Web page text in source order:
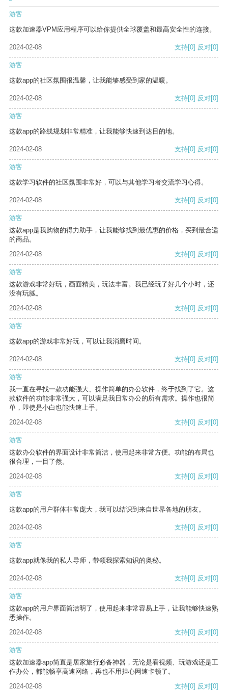
游客
这款加速器VPM应用程序可以给你提供全球覆盖和最高安全性的连接。
2024-02-08 支持[0] 反对[0]
游客
这款app的社区氛围很温馨，让我能够感受到家的温暖。
2024-02-08 支持[0] 反对[0]
游客
这款app的路线规划非常精准，让我能够快速到达目的地。
2024-02-08 支持[0] 反对[0]
游客
这款学习软件的社区氛围非常好，可以与其他学习者交流学习心得。
2024-02-08 支持[0] 反对[0]
游客
这款app是我购物的得力助手，让我能够找到最优惠的价格，买到最合适
的商品。
2024-02-08
支持[0] 反对[0]
游客
这款游戏非常好玩，画面精美，玩法丰富。我已经玩了好几个小时，还
没有玩腻。
2024-02-08
支持[0] 反对[0]
游客
这款app的游戏非常好玩，可以让我消磨时间。
2024-02-08 支持[0] 反对[0]
游客
我一直在寻找一款功能强大、操作简单的办公软件，终于找到了它。这
款软件的功能非常强大，可以满足我日常办公的所有需求。操作也很简
单，即使是小白也能快速上手。
2024-02-08
支持[0] 反对[0]
游客
这款办公软件的界面设计非常简洁，使用起来非常方便。功能的布局也
很合理，一目了然。
2024-02-08
支持[0] 反对[0]
游客
这款app的用户群体非常庞大，我可以结识到来自世界各地的朋友。
2024-02-08 支持[0] 反对[0]
游客
这款app就像我的私人导师，带领我探索知识的奥秘。
2024-02-08 支持[0] 反对[0]
游客
这款app的用户界面简洁明了，使用起来非常容易上手，让我能够快速熟
悉操作。
2024-02-08
支持[0] 反对[0]
游客
这款加速器app简直是居家旅行必备神器，无论是看视频、玩游戏还是工
作办公，都能畅享高速网络，再也不用担心网速卡顿了。
2024-02-08
支持[0] 反对[0]